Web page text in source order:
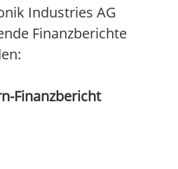
Industries AG
Finanzberichte
Finanzbericht